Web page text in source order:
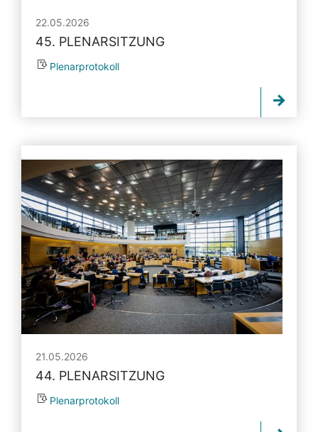
22.05.2026
45. PLENARSITZUNG
Plenarprotokoll
21.05.2026
44. PLENARSITZUNG
Plenarprotokoll